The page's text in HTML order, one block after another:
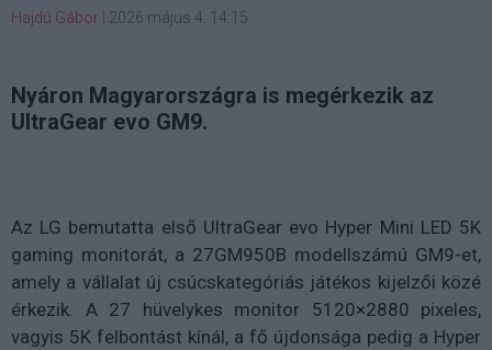
Hajdú Gábor 2026 május 4. 14:15
Nyáron Magyarországra is megérkezik az
UltraGear evo GM9.
Az LG bemutatta első UltraGear evo Hyper Mini LED 5K
gaming monitorát, a 27GM950B modellszámú GM9-et,
amely a vállalat új csúcskategóriás játékos kijelzői közé
érkezik. A 27 hüvelykes monitor 5120×2880 pixeles,
vagyis 5K felbontást kínál, a fő újdonsága pedig a Hyper